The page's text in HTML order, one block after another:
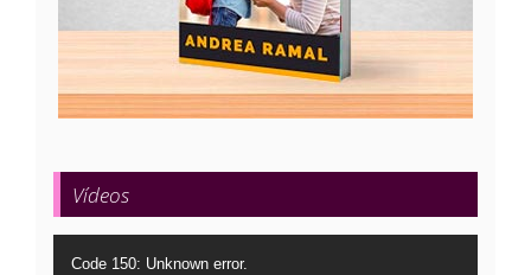
Vídeos
Tocador
Code 150: Unknown error.